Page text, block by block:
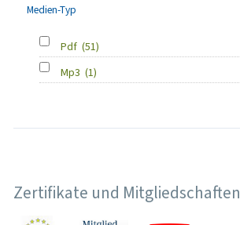
Medien-Typ
Pdf (51)
Mp3 (1)
Zertifikate und Mitgliedschaften